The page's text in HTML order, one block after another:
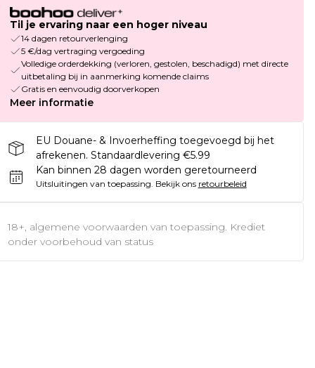
Til je ervaring naar een hoger niveau
14 dagen retourverlenging
5 €/dag vertraging vergoeding
Volledige orderdekking (verloren, gestolen, beschadigd) met directe
uitbetaling bij in aanmerking komende claims
Gratis en eenvoudig doorverkopen
Meer informatie
EU Douane- & Invoerheffing toegevoegd bij het
afrekenen. Standaardlevering €5.99
Kan binnen 28 dagen worden geretourneerd
Uitsluitingen van toepassing. Bekijk ons retourbeleid
18+, algemene voorwaarden van toepassing. Krediet
onder voorbehoud van status